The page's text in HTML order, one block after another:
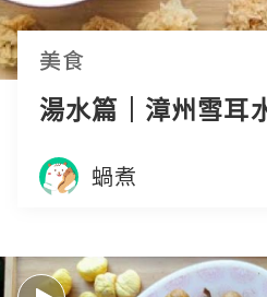
美食
湯水篇｜漳州雪耳
蝸煮